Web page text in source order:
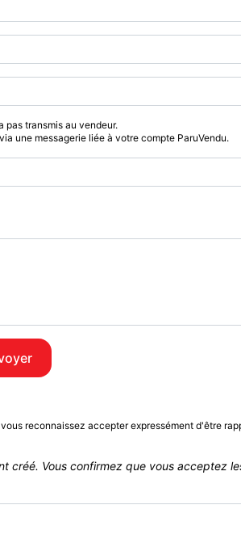
pas transmis au vendeur.
une messagerie liée à votre compte ParuVendu.
reconnaissez accepter expressément d'être
créé. Vous confirmez que vous acceptez